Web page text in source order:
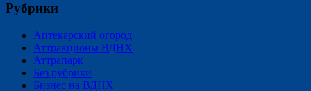
Рубрики
Аптекарский огород
Аттракционы ВДНХ
Аттрапарк
Без рубрики
Бизнес на ВДНХ